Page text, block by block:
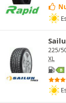
225/
XL
B